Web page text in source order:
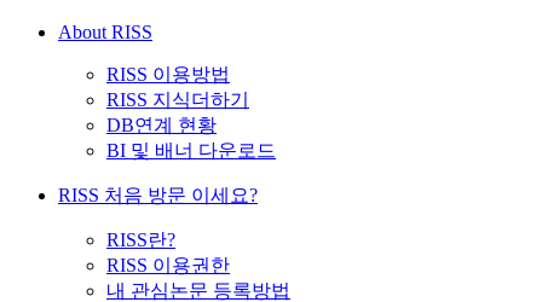
About RISS
RISS 이용방법
RISS 지식더하기
DB연계 현황
BI 및 배너 다운로드
RISS 처음 방문 이세요?
RISS란?
RISS 이용권한
내 관심논문 등록방법